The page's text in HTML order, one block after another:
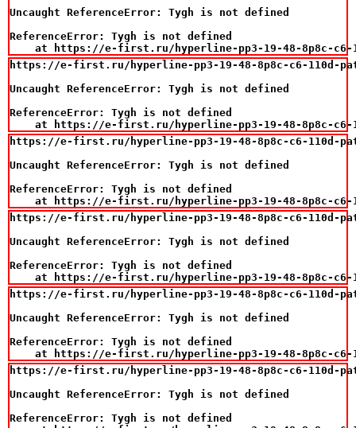
Uncaught ReferenceError: Tygh is not defined
ReferenceError: Tygh is not defined
at https://e-first.ru/hyperline-pp3-19-48-8p8c-
https://e-first.ru/hyperline-pp3-19-48-8p8c-c6-110d-
Uncaught ReferenceError: Tygh is not defined
ReferenceError: Tygh is not defined
at https://e-first.ru/hyperline-pp3-19-48-8p8c-
https://e-first.ru/hyperline-pp3-19-48-8p8c-c6-110d-
Uncaught ReferenceError: Tygh is not defined
ReferenceError: Tygh is not defined
at https://e-first.ru/hyperline-pp3-19-48-8p8c-
https://e-first.ru/hyperline-pp3-19-48-8p8c-c6-110d-
Uncaught ReferenceError: Tygh is not defined
ReferenceError: Tygh is not defined
at https://e-first.ru/hyperline-pp3-19-48-8p8c-
https://e-first.ru/hyperline-pp3-19-48-8p8c-c6-110d-
Uncaught ReferenceError: Tygh is not defined
ReferenceError: Tygh is not defined
at https://e-first.ru/hyperline-pp3-19-48-8p8c-
https://e-first.ru/hyperline-pp3-19-48-8p8c-c6-110d-
Uncaught ReferenceError: Tygh is not defined
ReferenceError: Tygh is not defined